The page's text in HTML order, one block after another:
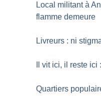
Local militant à
flamme demeure
Livreurs : ni
Il vit ici, il reste
Quartiers